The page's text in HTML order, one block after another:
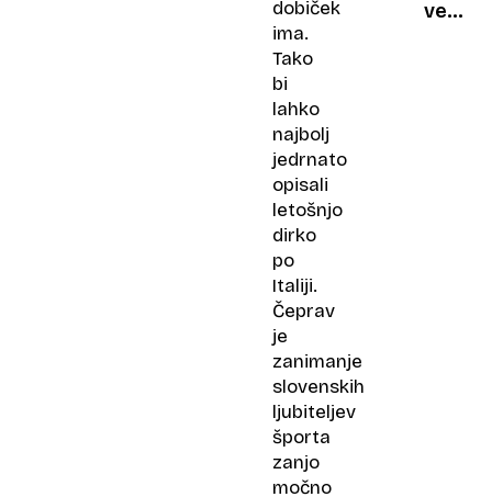
dobiček
ima.
Tako
bi
lahko
najbolj
jedrnato
opisali
letošnjo
dirko
po
Italiji.
Čeprav
je
zanimanje
slovenskih
ljubiteljev
športa
zanjo
močno
igralke